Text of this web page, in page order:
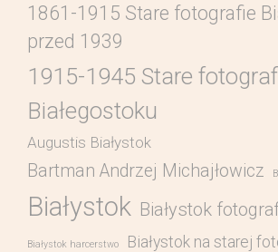
1861-1915 Stare fotografie
przed 1939
1915-1945 Stare
Białegostoku
Augustis Białystok
Bartman Andrzej Michajłowicz
Białystok Białystok
Białystok harcerstwo Białystok na starej